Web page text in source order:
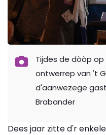
Tijdes de dòòp op
ontwerrep van 't
d'aanwezege
Brabander
Dees jaar zitte d'r